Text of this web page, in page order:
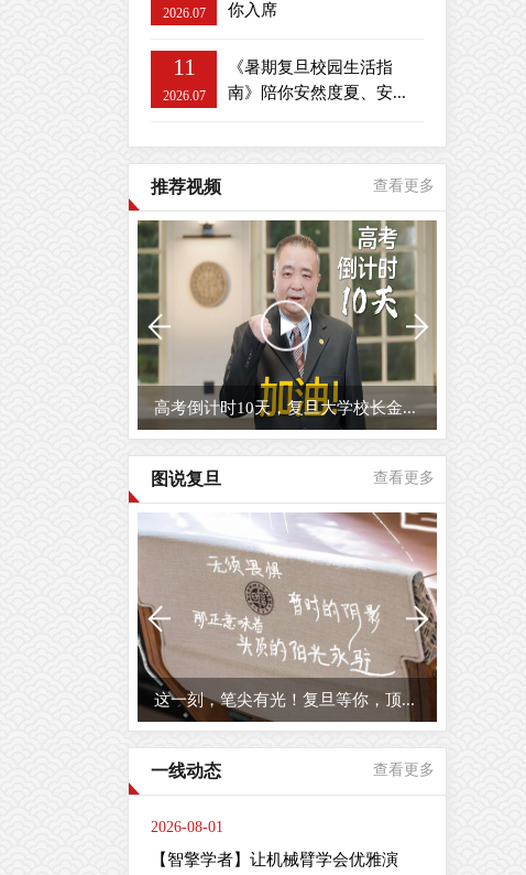
2026.07
你入席
11
2026.07
《暑期复旦校园生活指
南》陪你安然度夏、安...
推荐视频 查看更多
复旦的五月，宜读书
图说复旦 查看更多
复旦之春
一线动态 查看更多
2026-08-01
【智擎学者】让机械臂学会优雅演